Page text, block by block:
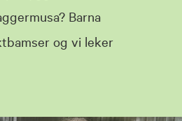
Barna
og vi leker